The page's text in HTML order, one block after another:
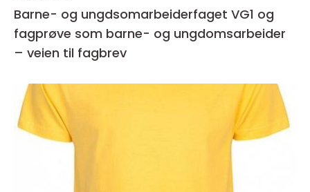
Barne- og ungdsomarbeiderfaget VG1 og
fagprøve som barne- og ungdomsarbeider
– veien til fagbrev